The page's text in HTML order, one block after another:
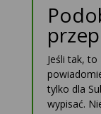
Jeśli tak,
tylko dla
wypisać.